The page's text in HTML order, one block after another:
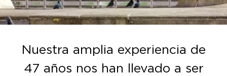
Nuestra amplia experiencia de
47 años nos han llevado a ser